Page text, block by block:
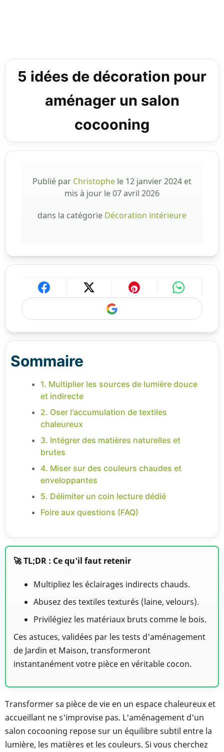
5 idées de décoration pour
aménager un salon
cocooning
Publié par Christophe le 12 janvier 2024 et
mis à jour le07 avril 2026
dans la catégorie Décoration intérieure
Sommaire
1. Multiplier les sources de lumière douce
et indirecte
2. Oser l'accumulation de textiles
chaleureux
3. Intégrer des matières naturelles et
brutes
4. Miser sur des couleurs chaudes et
enveloppantes
5. Délimiter un coin lecture dédié
Foire aux questions (FAQ)
🚀 TL;DR : Ce qu'il faut retenir
Multipliez les éclairages indirects chauds.
Abusez des textiles texturés (laine, velours).
Privilégiez les matériaux bruts comme le bois.
Ces astuces, validées par les tests d'aménagement
de Jardin et Maison, transformeront
instantanément votre pièce en véritable cocon.
Transformer sa pièce de vie en un espace chaleureux et
accueillant ne s'improvise pas. L'aménagement d'un
salon cocooning repose sur un équilibre subtil entre la
lumière, les matières et les couleurs. Si vous cherchez